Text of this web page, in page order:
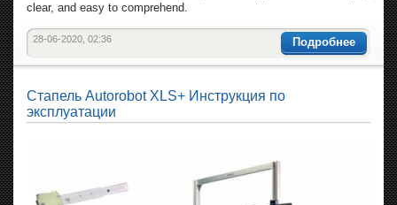
clear, and easy to comprehend.
Подробнее
28-06-2020, 02:36
Стапель Autorobot XLS+ Инструкция по
эксплуатации